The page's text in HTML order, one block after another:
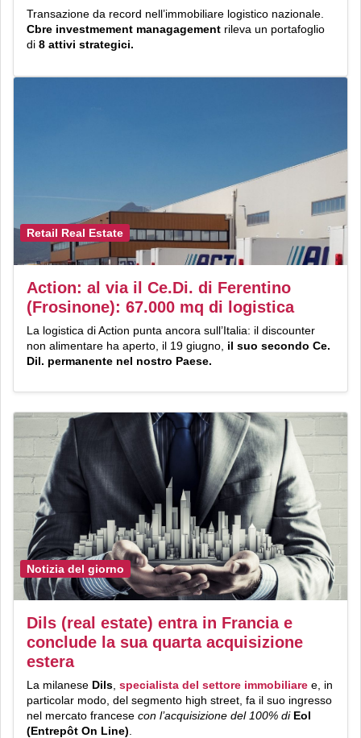
Transazione da record nell’immobiliare logistico nazionale.
Cbre investmement managagement rileva un portafoglio
di 8 attivi strategici.
Retail Real Estate
Action: al via il Ce.Di. di Ferentino
(Frosinone): 67.000 mq di logistica
La logistica di Action punta ancora sull’Italia: il discounter
non alimentare ha aperto, il 19 giugno, il suo secondo Ce.
Dil. permanente nel nostro Paese.
Notizia del giorno
Dils (real estate) entra in Francia e
conclude la sua quarta acquisizione
estera
La milanese Dils specialista del settore immobiliare e, in
particolar modo, del segmento high street, fa il suo ingresso
nel mercato francese con l’acquisizione del 100% di Eol
(Entrepôt On Line)